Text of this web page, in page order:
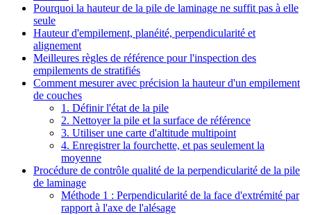
Pourquoi la hauteur de la pile de laminage ne suffit pas à elle
seule
Hauteur d'empilement, planéité, perpendicularité et
alignement
Meilleures règles de référence pour l'inspection des
empilements de stratifiés
Comment mesurer avec précision la hauteur d'un empilement
de couches
1. Définir l'état de la pile
2. Nettoyer la pile et la surface de référence
3. Utiliser une carte d'altitude multipoint
4. Enregistrer la fourchette, et pas seulement la
moyenne
Procédure de contrôle qualité de la perpendicularité de la pile
de laminage
Méthode 1 : Perpendicularité de la face d'extrémité par
rapport à l'axe de l'alésage